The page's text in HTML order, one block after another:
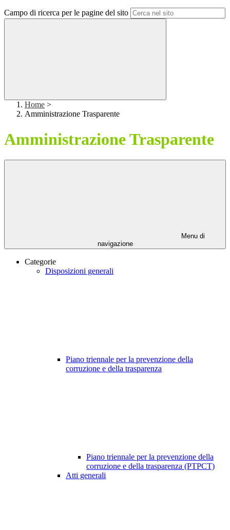
Campo di ricerca per le pagine del sito
Home >
Amministrazione Trasparente
Amministrazione Trasparente
Menu di
navigazione
Categorie
Disposizioni generali
Piano triennale per la prevenzione della
corruzione e della trasparenza
Piano triennale per la prevenzione della
corruzione e della trasparenza (PTPCT)
Atti generali